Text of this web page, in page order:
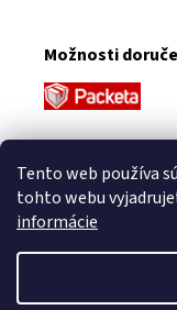
Tento web používa
tohto webu
informácie
Možnosti